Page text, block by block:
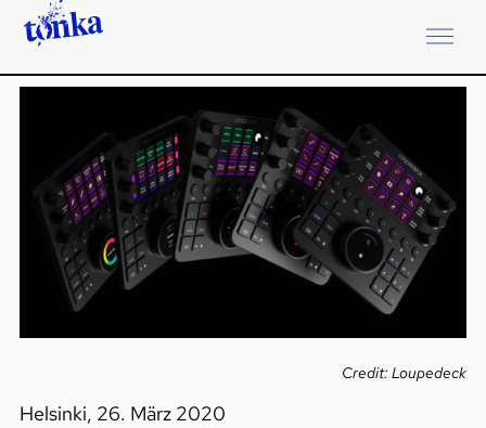
Credit: Loupedeck
Helsinki, 26. März 2020